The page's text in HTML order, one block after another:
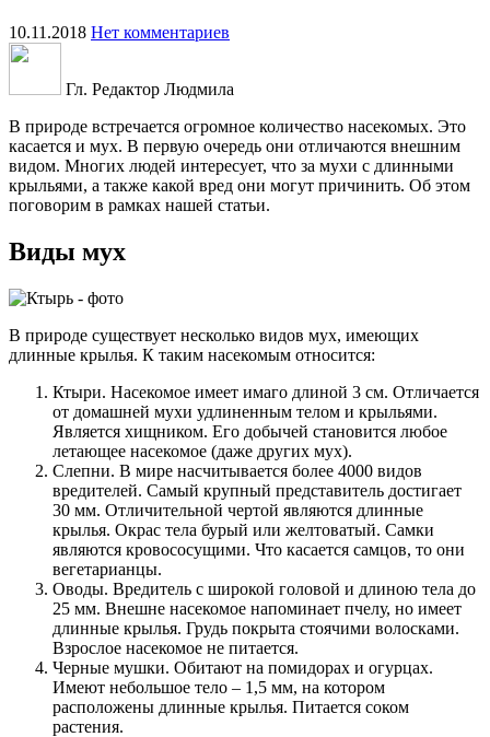
10.11.2018 Нет комментариев
Гл. Редактор Людмила
В природе встречается огромное количество насекомых. Это
касается и мух. В первую очередь они отличаются внешним
видом. Многих людей интересует, что за мухи с длинными
крыльями, а также какой вред они могут причинить. Об этом
поговорим в рамках нашей статьи.
Виды мух
В природе существует несколько видов мух, имеющих
длинные крылья. К таким насекомым относится:
Ктыри. Насекомое имеет имаго длиной 3 см. Отличается
от домашней мухи удлиненным телом и крыльями.
Является хищником. Его добычей становится любое
летающее насекомое (даже других мух).
Слепни. В мире насчитывается более 4000 видов
вредителей. Самый крупный представитель достигает
30 мм. Отличительной чертой являются длинные
крылья. Окрас тела бурый или желтоватый. Самки
являются кровососущими. Что касается самцов, то они
вегетарианцы.
Оводы. Вредитель с широкой головой и длиною тела до
25 мм. Внешне насекомое напоминает пчелу, но имеет
длинные крылья. Грудь покрыта стоячими волосками.
Взрослое насекомое не питается.
Черные мушки. Обитают на помидорах и огурцах.
Имеют небольшое тело – 1,5 мм, на котором
расположены длинные крылья. Питается соком
растения.